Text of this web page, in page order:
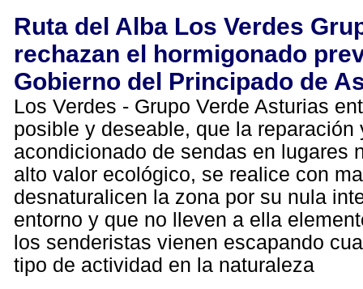
Ruta del Alba Los Verdes
rechazan el hormigonado
Gobierno del Principado de
Los Verdes - Grupo Verde Asturias
posible y deseable, que la reparación
acondicionado de sendas en lugares
alto valor ecológico, se realice con
desnaturalicen la zona por su nula
entorno y que no lleven a ella
los senderistas vienen escapando
tipo de actividad en la naturaleza